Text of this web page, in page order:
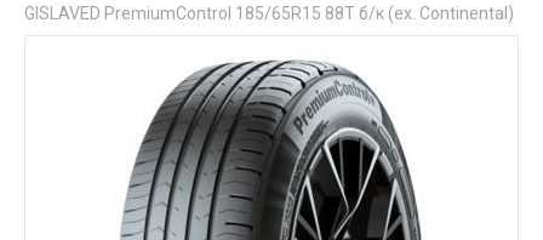
GISLAVED PremiumControl 185/65R15 88T б/к (ex. Continental)